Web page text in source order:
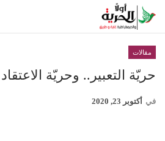
مقالات
حريّة التعبير.. وحريّة الاعتقاد
في أكتوبر 23, 2020